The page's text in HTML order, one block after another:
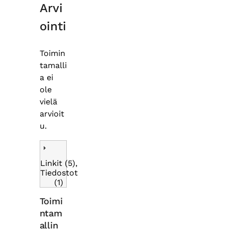
Arvi
ointi
Toimin
tamalli
a ei
ole
vielä
arvioit
u.
Linkit (5),
Tiedostot
(1)
Toimi
ntam
allin